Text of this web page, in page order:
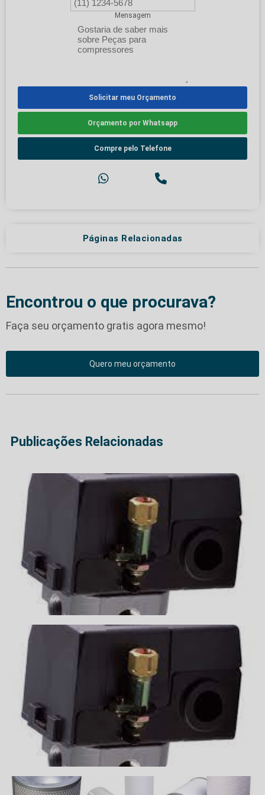
Mensagem
Solicitar meu Orçamento
Orçamento por Whatsapp
Compre pelo Telefone
Páginas Relacionadas
Encontrou o que procurava?
Faça seu orçamento gratis agora mesmo!
Quero meu orçamento
Publicações Relacionadas